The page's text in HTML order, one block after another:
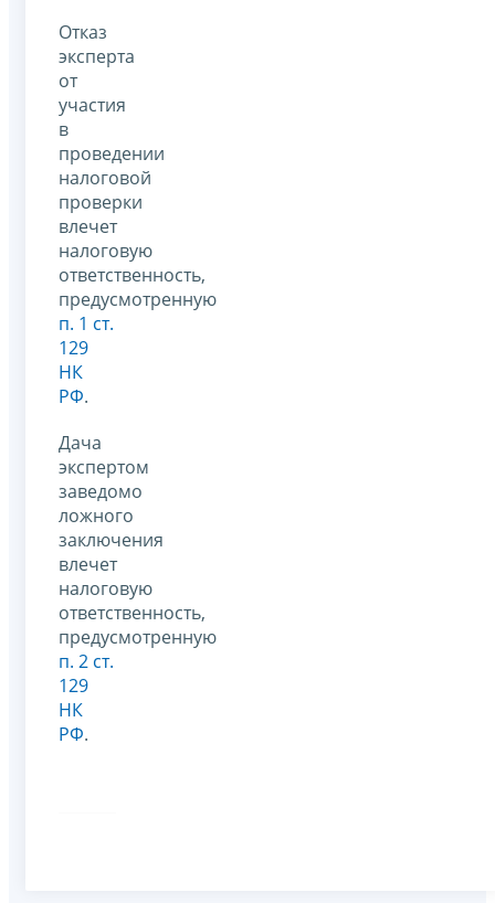
Отказ
эксперта
от
участия
в
проведении
налоговой
проверки
влечет
налоговую
ответственность,
предусмотренную
п. 1 ст.
129
НК
РФ.
Дача
экспертом
заведомо
ложного
заключения
влечет
налоговую
ответственность,
предусмотренную
п. 2 ст.
129
НК
РФ.